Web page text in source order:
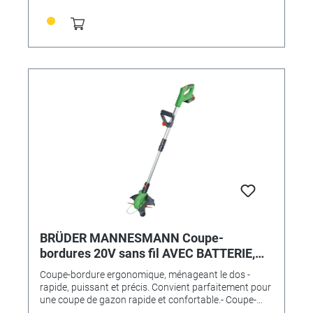
BRÜDER MANNESMANN Coupe-
bordures 20V sans fil AVEC BATTERIE,
CHARGEUR et BOUCLES DE RECHANGE
Coupe-bordure ergonomique, ménageant le dos -
rapide, puissant et précis. Convient parfaitement pour
une coupe de gazon rapide et confortable.- Coupe-